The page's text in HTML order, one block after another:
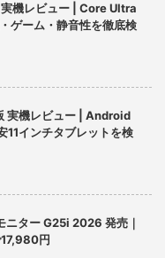
機レビュー | Core Ultra
ゲーム・静音性を徹底検
実機レビュー | Android
インチタブレットを検
ター G25i 2026 発売｜
円